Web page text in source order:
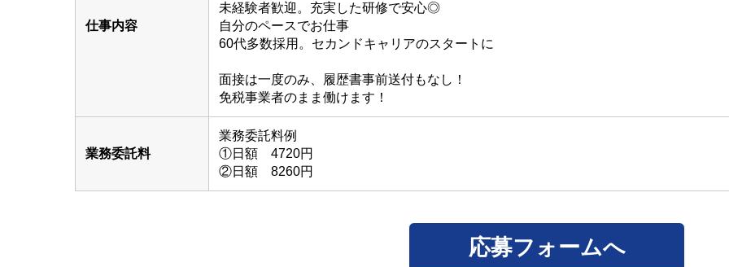
仕事内容
未経験者歓迎。充実した研修で安心◎
自分のペースでお仕事
60代多数採用。セカンドキャリアのスタートに
面接は一度のみ、履歴書事前送付もなし！
免税事業者のまま働けます！
業務委託料
業務委託料例
①日額 4720円
②日額 8260円
応募フォームへ